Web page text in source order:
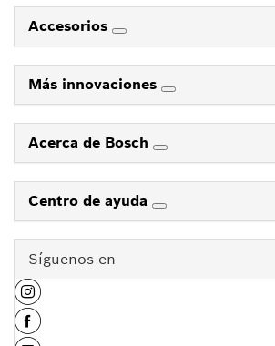
Accesorios
Más innovaciones
Acerca de Bosch
Centro de ayuda
Síguenos en